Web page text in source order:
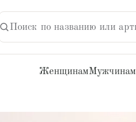
Поиск:
Поиск по названию или
НАЙТИ
ЖенщинамМужчинам